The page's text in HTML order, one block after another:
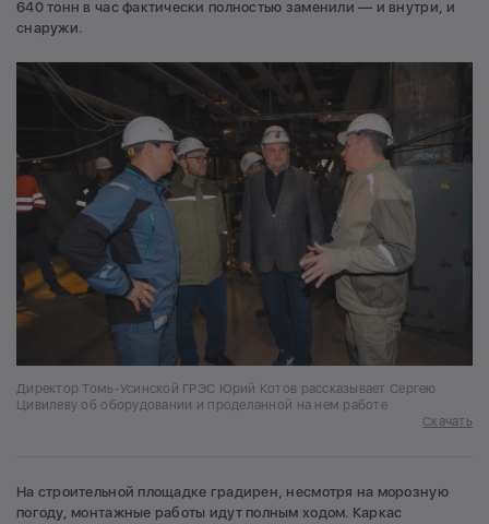
640 тонн в час фактически полностью заменили — и внутри, и
снаружи.
Директор Томь-Усинской ГРЭС Юрий Котов рассказывает Сергею
Цивилеву об оборудовании и проделанной на нем работе
Скачать
На строительной площадке градирен, несмотря на морозную
погоду, монтажные работы идут полным ходом. Каркас